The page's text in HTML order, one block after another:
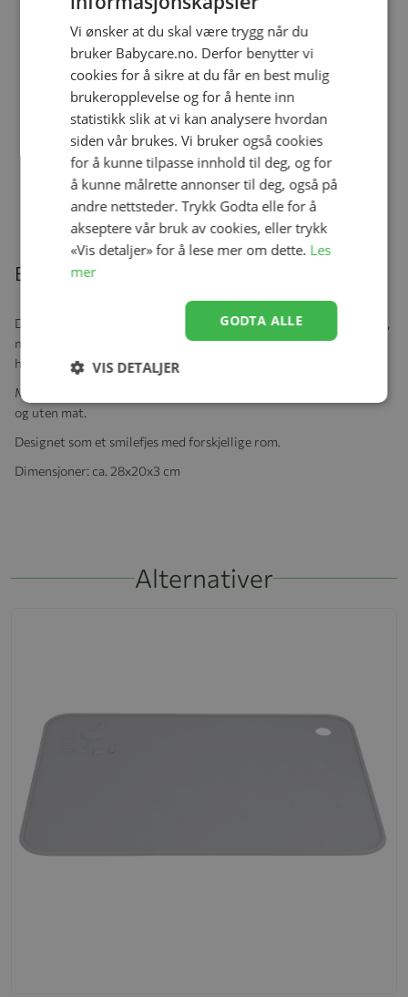
Ullbody, Helledussen, Deep Oak
kr 279,00kr 167,40
Ullongs, Helledussen, Navy
kr 279,00kr 167,40
Beskrivelse
Denne genialen spisematten i silikon er litt mindre enn Happymat,
men har de samme gode kvalitetene. Den setter seg fast til alle
harde og glatte underlag, barnet kan da ikke velte maten sin.
Matten kan vaske i oppvaskmaskin og stables i høyden, både med
og uten mat.
Designet som et smilefjes med forskjellige rom.
Dimensjoner: ca. 28x20x3 cm
Alternativer
Vi ønsker at du skal være trygg når du
bruker Babycare.no. Derfor benytter vi
cookies for å sikre at du får en best mulig
brukeropplevelse og for å hente inn
statistikk slik at vi kan analysere hvordan
siden vår brukes. Vi bruker også cookies
for å kunne tilpasse innhold til deg, og for
å kunne målrette annonser til deg, også på
andre nettsteder. Trykk Godta elle for å
akseptere vår bruk av cookies, eller trykk
«Vis detaljer» for å lese mer om dette. Les
mer
GODTA ALLE
VIS DETALJER